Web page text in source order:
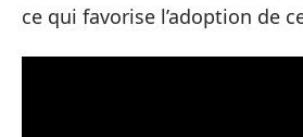
ce qui favorise l’adoption de